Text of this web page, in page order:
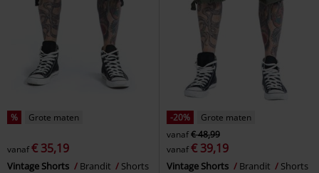
% Grote maten
vanaf€ 35,19
Vintage Shorts Brandit Shorts
-20%
Grote maten
vanaf€ 48,99
vanaf€ 39,19
Vintage Shorts Brandit Shorts